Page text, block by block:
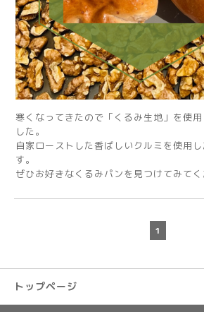
寒くなってきたので「くるみ生地」を使
した。
自家ローストした香ばしいクルミを使用
す。
ぜひお好きなくるみパンを見つけてみてく
1
トップページ